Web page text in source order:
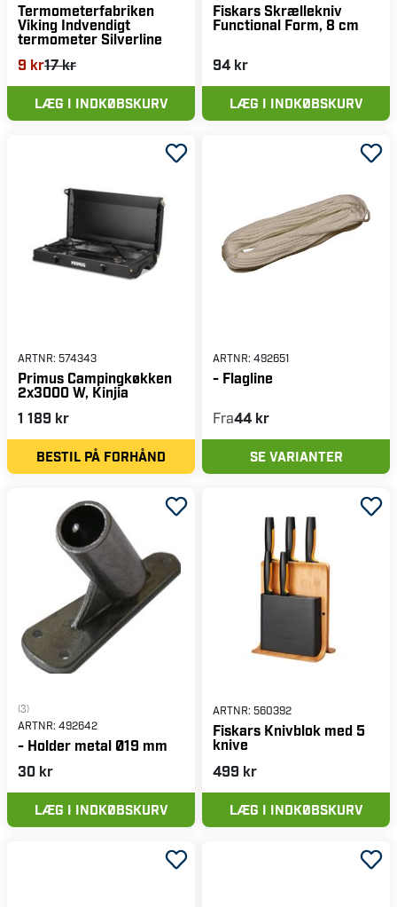
Termometerfabriken
Viking Indvendigt
termometer Silverline
9 kr17 kr
LÆG I INDKØBSKURV
Fiskars Skrællekniv
Functional Form, 8 cm
94 kr
LÆG I INDKØBSKURV
ARTNR: 574343
Primus Campingkøkken
2x3000 W, Kinjia
1 189 kr
BESTIL PÅ FORHÅND
ARTNR: 492651
- Flagline
Fra44 kr
SE VARIANTER
(3)
ARTNR: 492642
- Holder metal Ø19 mm
30 kr
LÆG I INDKØBSKURV
ARTNR: 560392
Fiskars Knivblok med 5
knive
499 kr
LÆG I INDKØBSKURV